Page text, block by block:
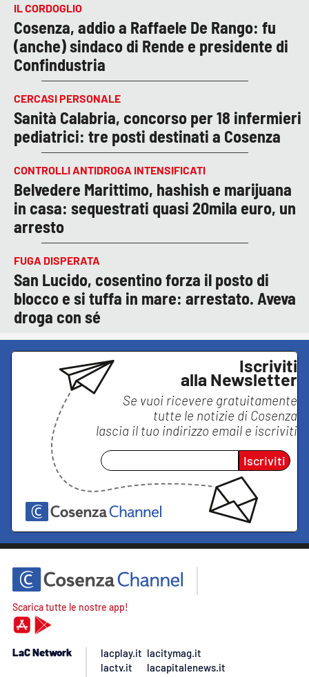
IL CORDOGLIO
Cosenza, addio a Raffaele De Rango: fu
(anche) sindaco di Rende e presidente di
Confindustria
CERCASI PERSONALE
Sanità Calabria, concorso per 18 infermieri
pediatrici: tre posti destinati a Cosenza
CONTROLLI ANTIDROGA INTENSIFICATI
Belvedere Marittimo, hashish e marijuana
in casa: sequestrati quasi 20mila euro, un
arresto
FUGA DISPERATA
San Lucido, cosentino forza il posto di
blocco e si tuffa in mare: arrestato. Aveva
droga con sé
Iscriviti
alla Newsletter
Se vuoi ricevere gratuitamente
tutte le notizie di Cosenza
lascia il tuo indirizzo email e iscriviti
Iscriviti
Scarica tutte le nostre app!
LaC Network
lacplay.it
lactv.it
lacitymag.it
lacapitalenews.it